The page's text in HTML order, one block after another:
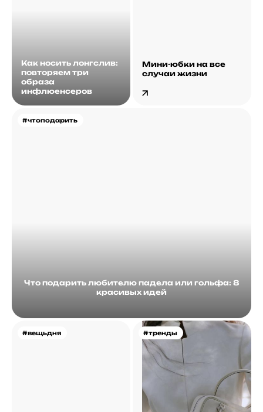
Как носить лонгслив:
повторяем три
образа
инфлюенсеров
#чтоподарить
Что подарить любителю падела или гольфа: 8
красивых идей
Мини-юбки на все
случаи жизни
#вещьдня #тренды